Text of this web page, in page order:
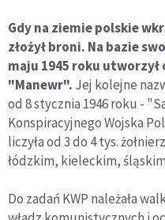
Gdy na ziemie polskie
złożył broni. Na bazie
maju 1945 roku
"Manewr". Jej kolejne
od 8 stycznia 1946 roku -
Konspiracyjnego Wojska
liczyła od 3 do 4 tys.
łódzkim, kieleckim,
Do zadań KWP należała